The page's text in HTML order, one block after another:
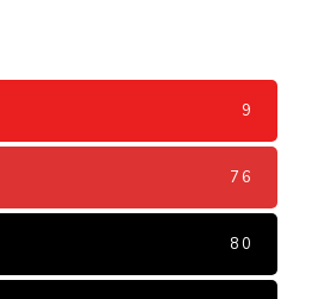
9
76
80